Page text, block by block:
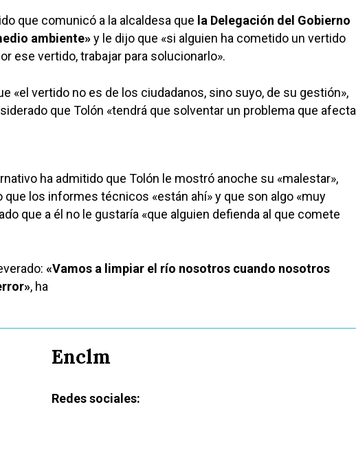
que comunicó a la alcaldesa que la Delegación del Gobierno
ambiente»y le dijo que «si alguien ha cometido un vertido
ese vertido, trabajar para solucionarlo».
«el vertido no es de los ciudadanos, sino suyo, de su gestión»,
que Tolón «tendrá que solventar un problema que afecta
ha admitido que Tolón le mostró anoche su «malestar»,
que los informes técnicos «están ahí» y que son algo «muy
que a él no le gustaría «que alguien defienda al que comete
«Vamos a limpiar el río nosotros cuando nosotros
, ha
Enclm
Redes sociales: